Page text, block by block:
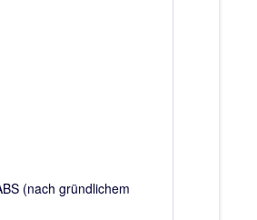
(nach gründlichem